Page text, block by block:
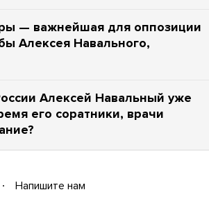
— важнейшая для оппозиции
Алексея Навального,
Алексей Навальный уже
его соратники, врачи
Напишите нам